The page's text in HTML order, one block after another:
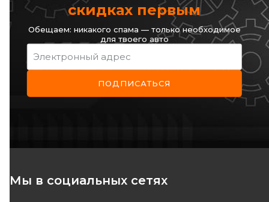
скидках первым
Обещаем: никакого спама — только необходимое
для твоего авто
Электронный адрес
ПОДПИСАТЬСЯ
Мы в социальных сетях